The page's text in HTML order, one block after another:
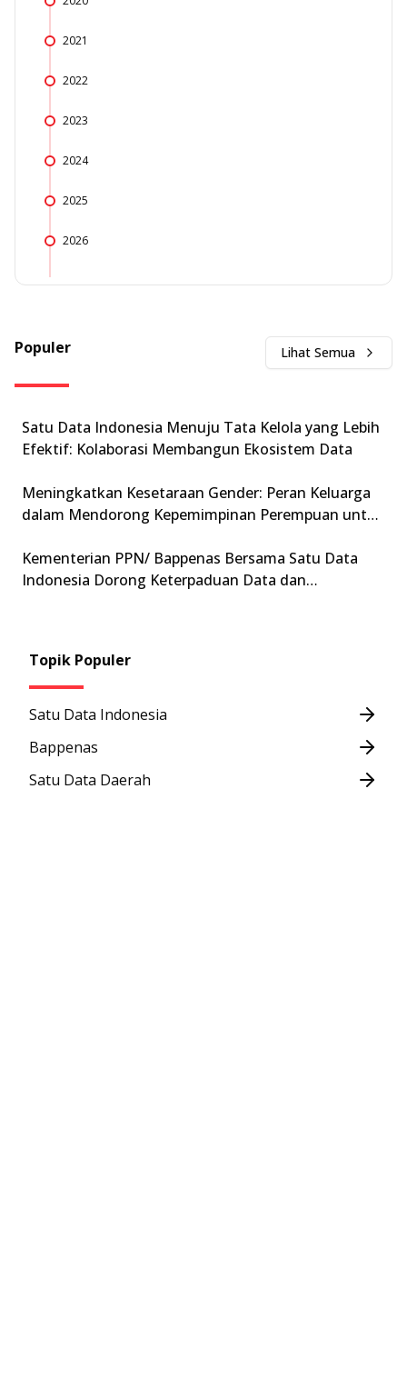
2021
2022
2023
2024
2025
2026
Populer Lihat Semua
Satu Data Indonesia Menuju Tata Kelola yang Lebih
Efektif: Kolaborasi Membangun Ekosistem Data
Meningkatkan Kesetaraan Gender: Peran Keluarga
dalam Mendorong Kepemimpinan Perempuan untuk
Kementerian PPN/ Bappenas Bersama Satu Data
Indonesia Dorong Keterpaduan Data dan
Topik Populer
Satu Data Indonesia
Bappenas
Satu Data Daerah